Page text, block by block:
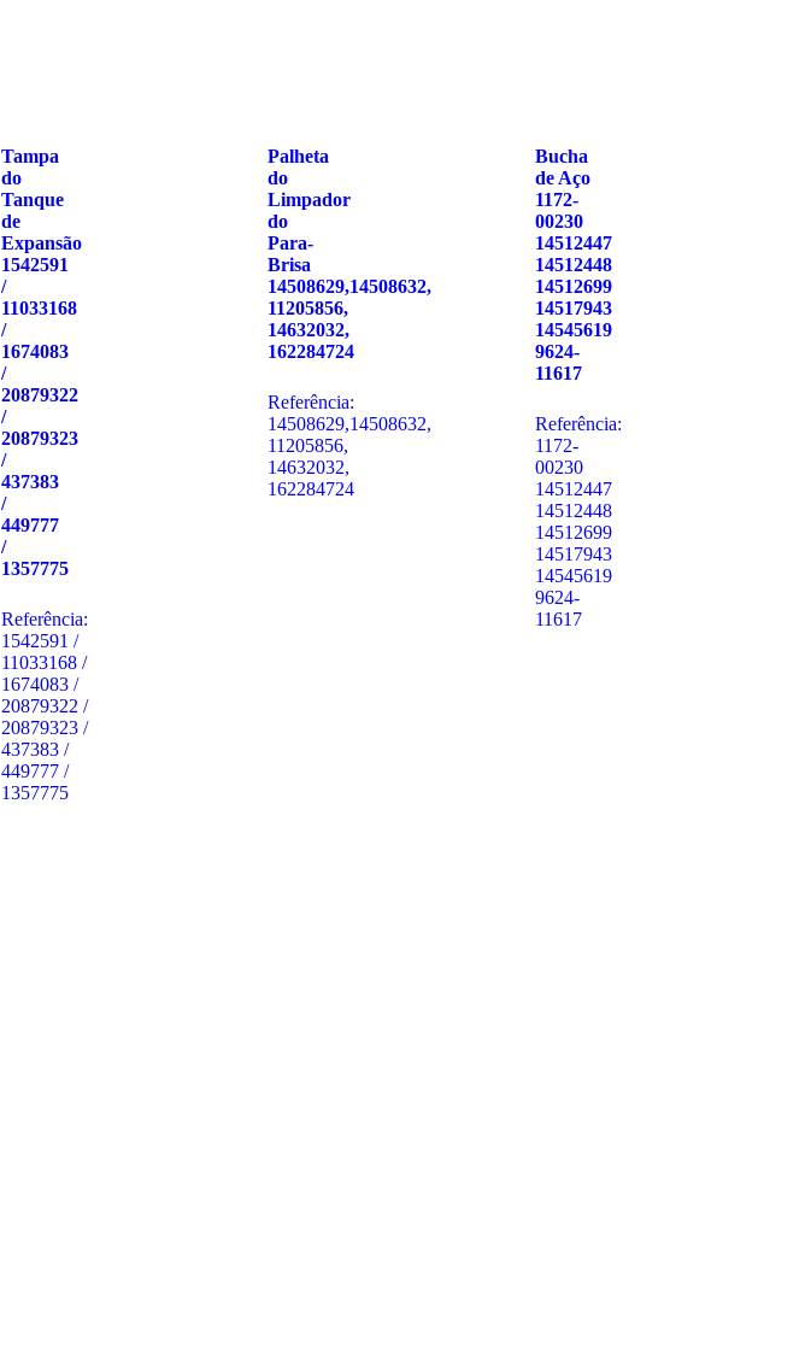
Tampa
do
Tanque
de
Expansão
1542591
/
11033168
/
1674083
/
20879322
/
20879323
/
437383
/
449777
/
1357775
Referência:
1542591 /
11033168 /
1674083 /
20879322 /
20879323 /
437383 /
449777 /
1357775
Palheta
do
Limpador
do
Para-
Brisa
14508629,14508632,
11205856,
14632032,
162284724
Referência:
14508629,14508632,
11205856,
14632032,
162284724
Bucha
de Aço
1172-
00230
14512447
14512448
14512699
14517943
14545619
9624-
11617
Referência:
1172-
00230
14512447
14512448
14512699
14517943
14545619
9624-
11617